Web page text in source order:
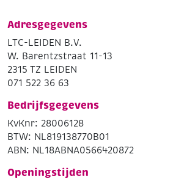
Adresgegevens
LTC-LEIDEN B.V.
W. Barentzstraat 11-13
2315 TZ LEIDEN
071 522 36 63
Bedrijfsgegevens
KvKnr: 28006128
BTW: NL819138770B01
ABN: NL18ABNA0566420872
Openingstijden